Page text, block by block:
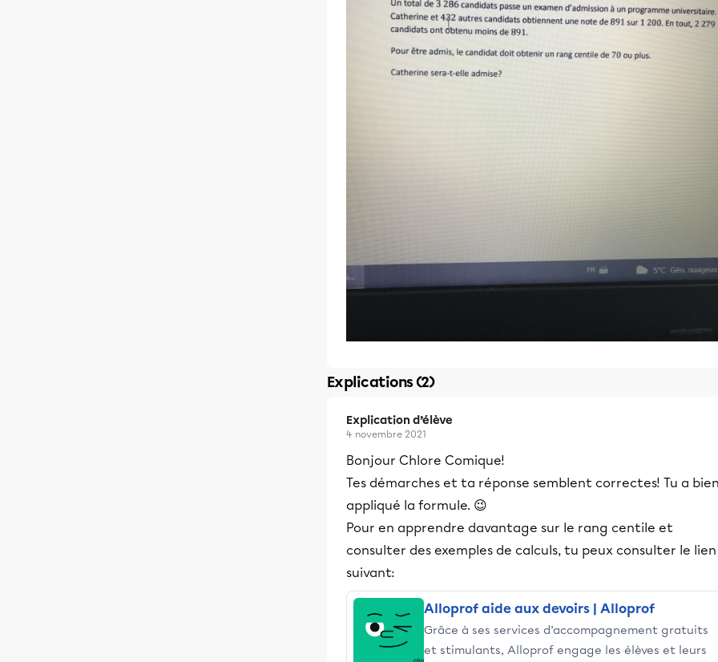
Explications (2)
Explication d’élève
4 novembre 2021
Bonjour Chlore Comique!
Tes démarches et ta réponse semblent correctes! Tu a
appliqué la formule. 😉
Pour en apprendre davantage sur le rang centile et
consulter des exemples de calculs, tu peux consulter le lien
suivant:
Alloprof aide aux devoirs | Alloprof
Grâce à ses services d’accompagnement gratuits
et stimulants, Alloprof engage les élèves et leurs